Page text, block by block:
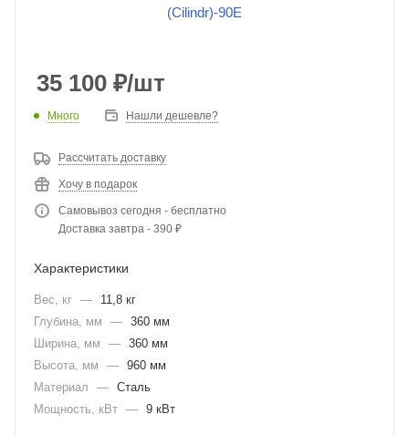
35 100 ₽/шт
Много Нашли дешевле?
Рассчитать доставку
Хочу в подарок
Самовывоз сегодня - бесплатно
Доставка завтра - 390 ₽
Характеристики
Вес, кг —
11,8 кг
Глубина, мм
— 360 мм
Ширина, мм
— 360 мм
Высота, мм
— 960 мм
Материал
— Сталь
Мощность, кВт — 9 кВт